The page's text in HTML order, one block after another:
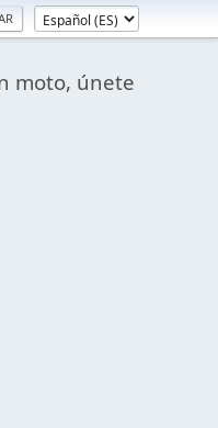
moto, únete